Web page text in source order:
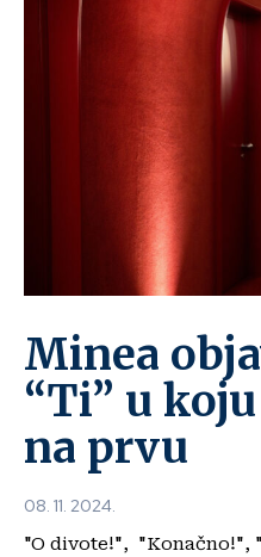
Minea
“Ti” u
na prvu
08. 11. 2024.
"O divote!", "Konačno!",